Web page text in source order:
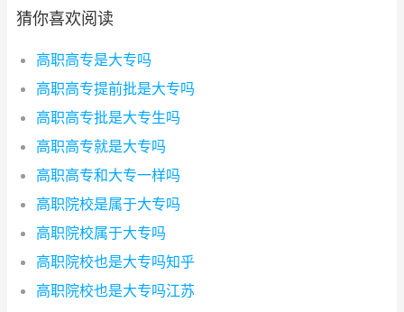
猜你喜欢阅读
高职高专是大专吗
高职高专提前批是大专吗
高职高专批是大专生吗
高职高专就是大专吗
高职高专和大专一样吗
高职院校是属于大专吗
高职院校属于大专吗
高职院校也是大专吗知乎
高职院校也是大专吗江苏